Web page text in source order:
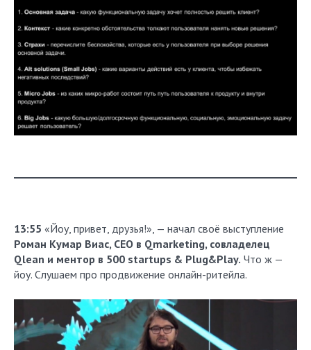
13:55 «Йоу, привет, друзья!», — начал своё выступление
Роман Кумар Виас, СEO в Qmarketing, совладелец
Qlean и ментор в 500 startups & Plug&Play. Что ж —
йоу. Слушаем про продвижение онлайн-ритейла.